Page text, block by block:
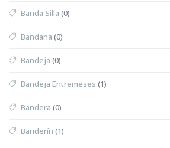
Banda Silla (0)
Bandana (0)
Bandeja (0)
Bandeja Entremeses (1)
Bandera (0)
Banderín (1)